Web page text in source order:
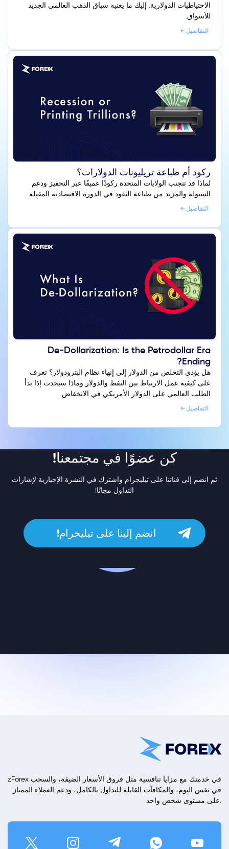
الاحتياطيات الدولارية. إليك ما يعنيه سباق الذهب العالمي الجديد
للأسواق.
التفاصيل
ركود أم طباعة تريليونات الدولارات؟
لماذا قد تتجنب الولايات المتحدة ركودًا عميقًا عبر التحفيز ودعم
السيولة والمزيد من طباعة النقود في الدورة الاقتصادية المقبلة.
التفاصيل
De-Dollarization: Is the Petrodollar Era
Ending?
هل يؤدي التخلص من الدولار إلى إنهاء نظام البترودولار؟ تعرف
على كيفية عمل الارتباط بين النفط والدولار وماذا سيحدث إذا بدأ
الطلب العالمي على الدولار الأمريكي في الانخفاض.
التفاصيل
كن عضوًا في مجتمعنا!
ثم انضم إلى قناتنا على تيليجرام واشترك في النشرة الإخبارية لإشارات
التداول مجانًا!
انضم إلينا على تيليجرام!
zForex في خدمتك مع مزايا تنافسية مثل فروق الأسعار الضيقة، والسحب
في نفس اليوم، والمكافآت القابلة للتداول بالكامل، ودعم العملاء الممتاز
على مستوى شخص واحد.